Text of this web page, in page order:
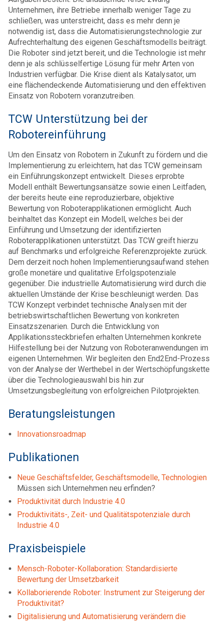
Unternehmen, ihre Betriebe innerhalb weniger Tage zu
schließen, was unterstreicht, dass es mehr denn je
notwendig ist, dass die Automatisierungstechnologie zur
Aufrechterhaltung des eigenen Geschäftsmodells beiträgt.
Die Roboter sind jetzt bereit, und die Technologie ist mehr
denn je als schlüsselfertige Lösung für mehr Arten von
Industrien verfügbar. Die Krise dient als Katalysator, um
eine flächendeckende Automatisierung und den effektiven
Einsatz von Robotern voranzutreiben.
TCW Unterstützung bei der
Robotereinführung
Um den Einsatz von Robotern in Zukunft zu fördern und die
Implementierung zu erleichtern, hat das TCW gemeinsam
ein Einführungskonzept entwickelt. Dieses erprobte
Modell enthält Bewertungsansätze sowie einen Leitfaden,
der bereits heute eine reproduzierbare, objektive
Bewertung von Roboterapplikationen ermöglicht. Auch
beinhaltet das Konzept ein Modell, welches bei der
Einführung und Umsetzung der identifizierten
Roboterapplikationen unterstützt. Das TCW greift hierzu
auf Benchmarks und erfolgreiche Referenzprojekte zurück.
Dem derzeit noch hohen Implementierungsaufwand stehen
große monetäre und qualitative Erfolgspotenziale
gegenüber. Die industrielle Automatisierung wird durch die
aktuellen Umstände der Krise beschleunigt werden. Das
TCW Konzept verbindet technische Analysen mit der
betriebswirtschaftlichen Bewertung von konkreten
Einsatzszenarien. Durch die Entwicklung von
Applikationssteckbriefen erhalten Unternehmen konkrete
Hilfestellung bei der Nutzung von Roboteranwendungen im
eigenen Unternehmen. Wir begleiten den End2End-Prozess
von der Analyse der Werthebel in der Wertschöpfungskette
über die Technologieauswahl bis hin zur
Umsetzungsbegleitung von erfolgreichen Pilotprojekten.
Beratungsleistungen
Innovationsroadmap
Publikationen
Neue Geschäftsfelder, Geschäftsmodelle, Technologien
Müssen sich Unternehmen neu erfinden?
Produktivität durch Industrie 4.0
Produktivitäts-, Zeit- und Qualitätspotenziale durch
Industrie 4.0
Praxisbeispiele
Mensch-Roboter-Kollaboration: Standardisierte
Bewertung der Umsetzbarkeit
Kollaborierende Roboter: Instrument zur Steigerung der
Produktivität?
Digitalisierung und Automatisierung verändern die